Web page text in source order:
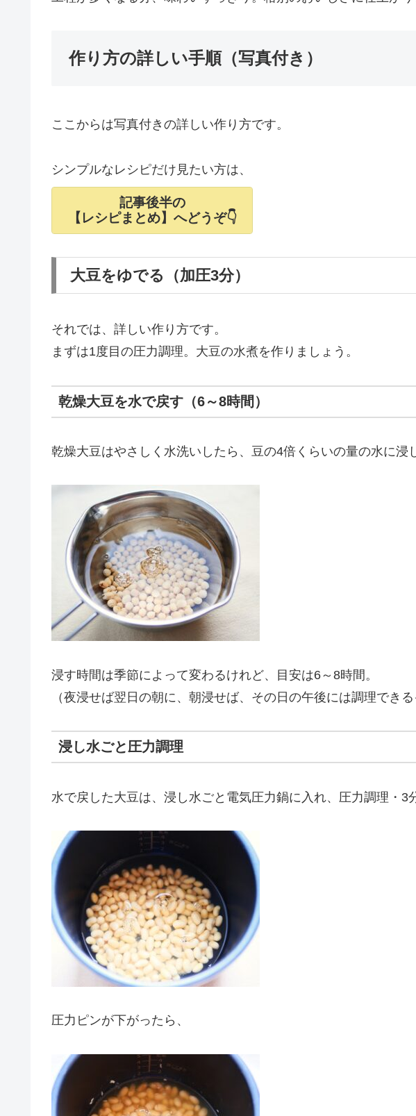
作り方の詳しい手順（写真付き）
ここからは写真付きの詳しい作り方です。
シンプルなレシピだけ見たい方は、
記事後半の
【レシピまとめ】へどうぞ👇
大豆をゆでる（加圧3分）
それでは、詳しい作り方です。
まずは1度目の圧力調理。大豆の水煮を作りましょう。
乾燥大豆を水で戻す（6～8時間）
乾燥大豆はやさしく水洗いしたら、豆の4倍くらいの量の水に浸
浸す時間は季節によって変わるけれど、目安は6～8時間。
（夜浸せば翌日の朝に、朝浸せば、その日の午後には調理できる
浸し水ごと圧力調理
水で戻した大豆は、浸し水ごと電気圧力鍋に入れ、圧力調理・3
圧力ピンが下がったら、